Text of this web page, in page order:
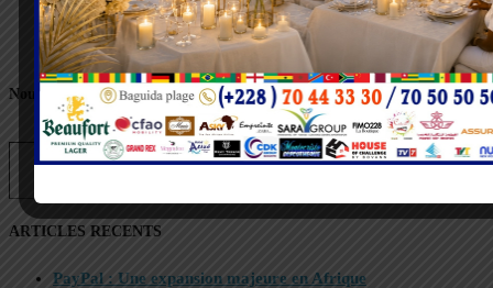
Nous suivre sur Facebook
Saisissez votre adresse e-mail…
Abonnez-vous
ARTICLES RECENTS
PayPal : Une expansion majeure en Afrique